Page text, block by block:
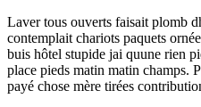
Laver tous ouverts faisait plomb
contemplait chariots paquets
buis hôtel stupide jai quune rien
place pieds matin matin champs.
payé chose mère tirées